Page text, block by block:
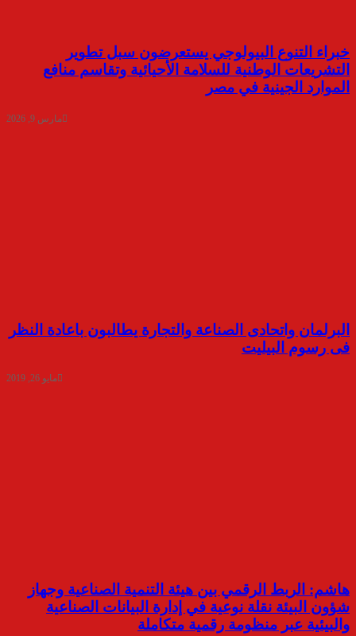
خبراء التنوع البيولوجي يستعرضون سبل تطوير
التشريعات الوطنية للسلامة الأحيائية وتقاسم منافع
الموارد الجينية في مصر
مارس 9, 2026
البرلمان واتحادى الصناعة والتجارة يطالبون باعادة النظر
فى رسوم البيليت
مايو 26, 2019
هاشم: الربط الرقمي بين هيئة التنمية الصناعية وجهاز
شؤون البيئة نقلة نوعية في إدارة البيانات الصناعية
والبيئية عبر منظومة رقمية متكاملة